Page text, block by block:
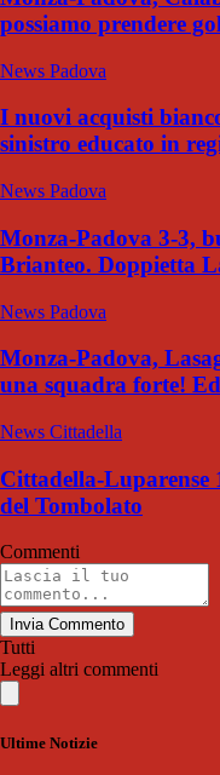
possiamo prendere
News Padova
I nuovi acquisti
sinistro educato in
News Padova
Monza-Padova 3-3,
Brianteo. Doppietta
News Padova
Monza-Padova,
una squadra forte!
News Cittadella
Cittadella-Luparense
del Tombolato
Commenti
Invia Commento
Tutti
Leggi altri commenti
Ultime Notizie